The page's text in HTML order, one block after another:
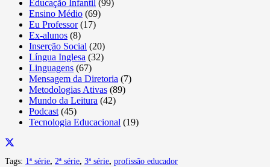
Educação Infantil (99)
Ensino Médio (69)
Eu Professor(17)
Ex-alunos (8)
Inserção Social (20)
Língua Inglesa (32)
Linguagens (67)
Mensagem da Diretoria (7)
Metodologias Ativas (89)
Mundo da Leitura (42)
Podcast (45)
Tecnologia Educacional (19)
Tags: 1ª série, 2ª série, 3ª série, profissão educador